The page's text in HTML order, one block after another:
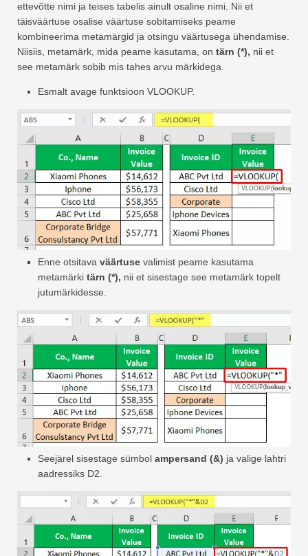
ettevõtte nimi ja teises tabelis ainult osaline nimi. Nii et
täisväärtuse osalise väärtuse sobitamiseks peame
kombineerima metamärgid ja otsingu väärtusega ühendamise.
Niisiis, metamärk, mida peame kasutama, on tärn (*), nii et
see metamärk sobib mis tahes arvu märkidega.
Esmalt avage funktsioon VLOOKUP.
Enne otsitava väärtuse valimist peame kasutama
metamärki tärn (*), nii et sisestage see metamärk topelt
jutumärkidesse.
Seejärel sisestage sümbol ampersand (&) ja valige lahtri
aadressiks D2.